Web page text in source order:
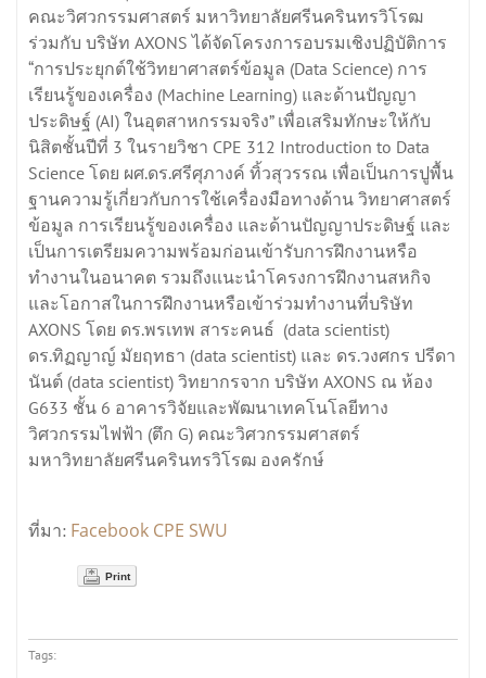
คณะวิศวกรรมศาสตร์ มหาวิทยาลัยศรีนครินทรวิโรฒ
ร่วมกับ บริษัท AXONS ได้จัดโครงการอบรมเชิงปฏิบัติการ
“การประยุกต์ใช้วิทยาศาสตร์ข้อมูล (Data Science) การ
เรียนรู้ของเครื่อง (Machine Learning) และด้านปัญญา
ประดิษฐ์ (AI) ในอุตสาหกรรมจริง” เพื่อเสริมทักษะให้กับ
นิสิตชั้นปีที่ 3 ในรายวิชา CPE 312 Introduction to Data
Science โดย ผศ.ดร.ศรีศุภางค์ ทิ้วสุวรรณ เพื่อเป็นการปูพื้น
ฐานความรู้เกี่ยวกับการใช้เครื่องมือทางด้าน วิทยาศาสตร์
ข้อมูล การเรียนรู้ของเครื่อง และด้านปัญญาประดิษฐ์ และ
เป็นการเตรียมความพร้อมก่อนเข้ารับการฝึกงานหรือ
ทำงานในอนาคต รวมถึงแนะนำโครงการฝึกงานสหกิจ
และโอกาสในการฝึกงานหรือเข้าร่วมทำงานที่บริษัท
AXONS โดย ดร.พรเทพ สาระคนธ์ (data scientist)
ดร.ทิฏญาญ์ มัยฤทธา (data scientist) และ ดร.วงศกร ปรีดา
นันต์ (data scientist) วิทยากรจาก บริษัท AXONS ณ ห้อง
G633 ชั้น 6 อาคารวิจัยและพัฒนาเทคโนโลยีทาง
วิศวกรรมไฟฟ้า (ตึก G) คณะวิศวกรรมศาสตร์
มหาวิทยาลัยศรีนครินทรวิโรฒ องครักษ์
ที่มา: Facebook CPE SWU
Print
Tags: